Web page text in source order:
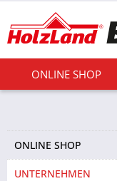
ONLINE SHOP
ONLINE SHOP
UNTERNEHMEN